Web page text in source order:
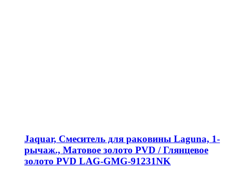
Jaquar, Смеситель для раковины Laguna, 1-
рычаж., Матовое золото PVD / Глянцевое
золото PVD LAG-GMG-91231NK